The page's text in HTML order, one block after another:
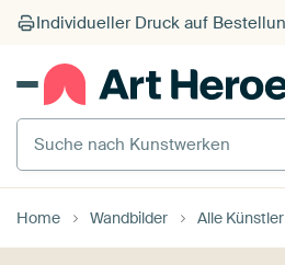
Suche nach Kunstwerken
Home Wandbilder Alle Künstler